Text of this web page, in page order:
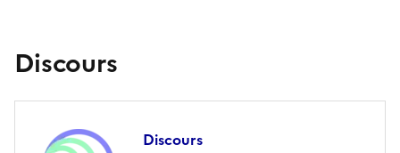
Discours
Discours
Image